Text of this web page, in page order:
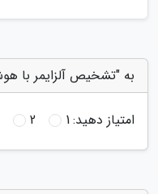
به "تشخیص آلزایمر با
امتیاز دهید:1
2